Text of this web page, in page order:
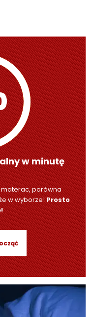
w minutę
porówna
w wyborze!Prosto